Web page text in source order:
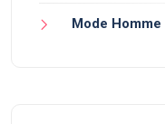
Mode Homme